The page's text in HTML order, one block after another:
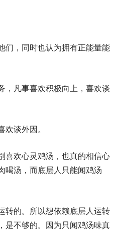
们，同时也认为拥有正能量能
，凡事喜欢积极向上，喜欢谈
谈外因。
喜欢心灵鸡汤，也真的相信心
喝汤，而底层人只能闻鸡汤
转的。所以想依赖底层人运转
是不够的。因为只闻鸡汤味真